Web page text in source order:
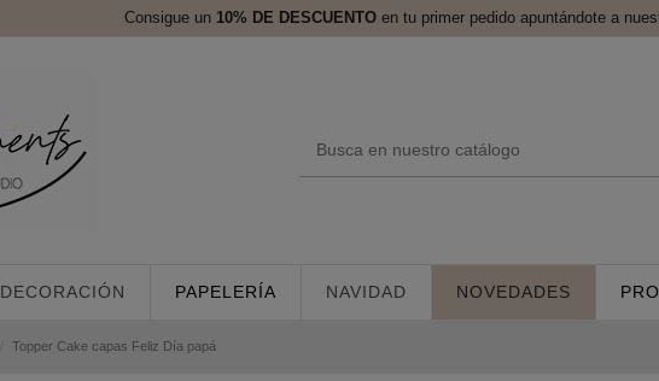
Consigue un 10% DE DESCUENTOen tu primer pedido apuntándote a
DECORACIÓN PAPELERÍA NAVIDAD NOVEDADES
Topper Cake capas Feliz Día papá